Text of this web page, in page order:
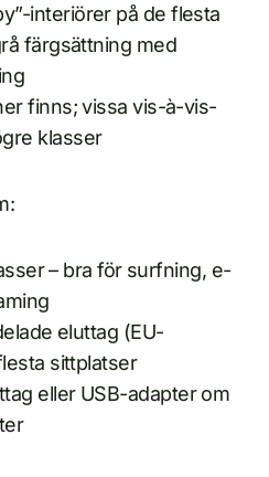
interiörer på de flesta
färgsättning med
finns; vissa vis-à-vis-
klasser
– bra för surfning, e-
eluttag (EU-
sittplatser
eller USB-adapter om